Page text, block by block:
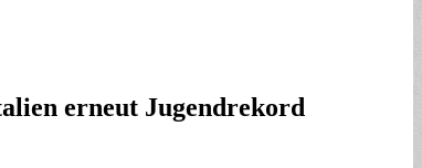
erneut Jugendrekord